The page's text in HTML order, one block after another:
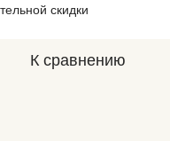
скидки
К сравнению